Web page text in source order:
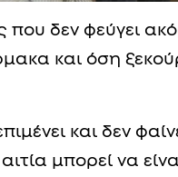
που δεν φεύγει
και όση
και δεν
μπορεί να